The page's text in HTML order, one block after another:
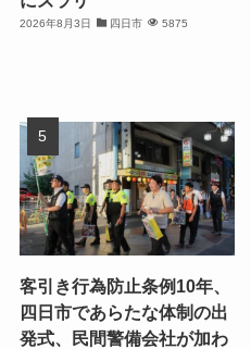
2026年8月3日 四日市 5875
客引き行為防止条例10年、
四日市であらたな体制の出
発式、民間警備会社が加わ